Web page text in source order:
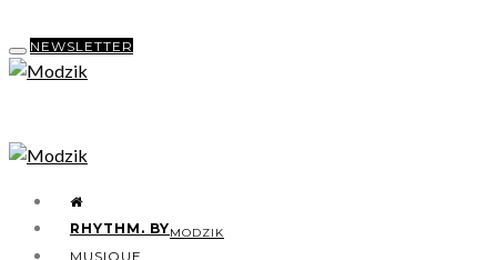
NEWSLETTER
RHYTHM. BYMODZIK
MUSIQUE